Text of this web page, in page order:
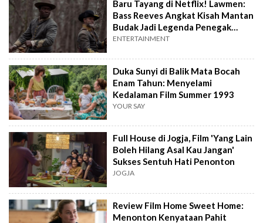
Baru Tayang di Netflix! Lawmen:
Bass Reeves Angkat Kisah Mantan
Budak Jadi Legenda Penegak
Hukum
ENTERTAINMENT
Duka Sunyi di Balik Mata Bocah
Enam Tahun: Menyelami
Kedalaman Film Summer 1993
YOUR SAY
Full House di Jogja, Film 'Yang Lain
Boleh Hilang Asal Kau Jangan'
Sukses Sentuh Hati Penonton
JOGJA
Review Film Home Sweet Home:
Menonton Kenyataan Pahit